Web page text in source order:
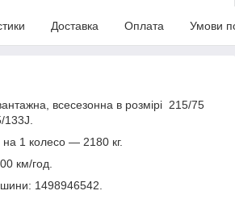
Доставка Оплата Умови
всесезонна в розмірі 215/75
на 1 колесо — 2180 кг.
км/год.
1498946542.